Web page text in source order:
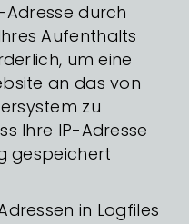
Adresse durch
Aufenthalts
um eine
an das von
zu
Ihre IP-Adresse
gespeichert
in Logfiles